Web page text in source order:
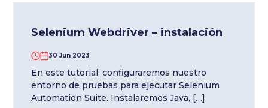
Selenium Webdriver – instalación
30 Jun 2023
En este tutorial, configuraremos nuestro
entorno de pruebas para ejecutar Selenium
Automation Suite. Instalaremos Java, […]